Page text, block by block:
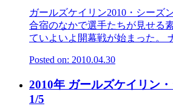
ガールズケイリン2010・シーズ
合宿のなかで選手たちが見せる
ていよいよ開幕戦が始まった。
Posted on: 2010.04.30
2010年 ガールズケイリン
1/5